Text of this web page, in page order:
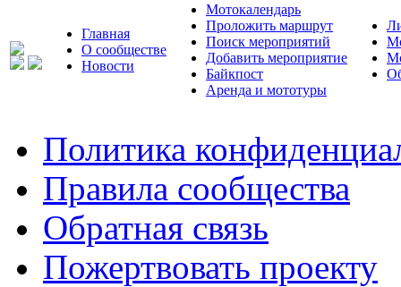
Главная
О сообществе
Новости
Мотокалендарь
Проложить маршрут
Поиск мероприятий
Добавить мероприятие
Байкпост
Аренда и мототуры
Политика
Правила сообщества
Обратная связь
Пожертвовать проекту